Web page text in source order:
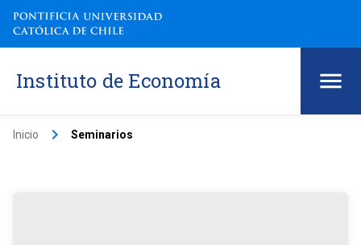
Instituto de Economía
Inicio keyboard_arrow_right Seminarios